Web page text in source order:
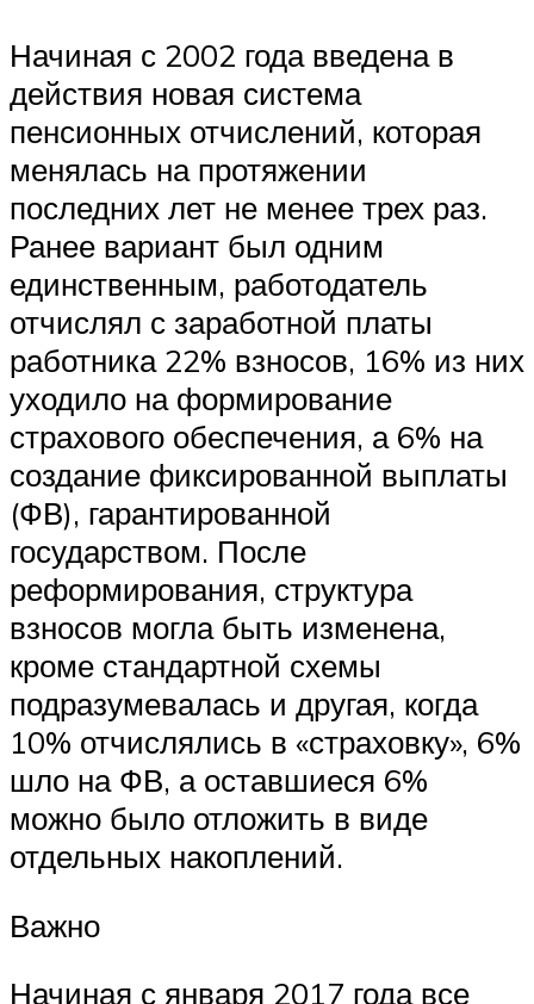
Начиная с 2002 года введена в
действия новая система
пенсионных отчислений, которая
менялась на протяжении
последних лет не менее трех раз.
Ранее вариант был одним
единственным, работодатель
отчислял с заработной платы
работника 22% взносов, 16% из них
уходило на формирование
страхового обеспечения, а 6% на
создание фиксированной выплаты
(ФВ), гарантированной
государством. После
реформирования, структура
взносов могла быть изменена,
кроме стандартной схемы
подразумевалась и другая, когда
10% отчислялись в «страховку», 6%
шло на ФВ, а оставшиеся 6%
можно было отложить в виде
отдельных накоплений.
Важно
Начиная с января 2017 года все